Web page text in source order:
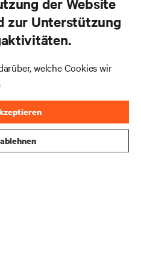
der Website
zur Unterstützung
welche Cookies wir